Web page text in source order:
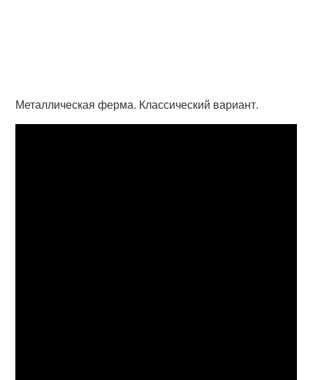
Металлическая ферма. Классический вариант.